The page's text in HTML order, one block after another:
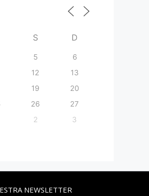
S D
5
6
12
13
19
20
26
27
2 3
NEWSLETTER